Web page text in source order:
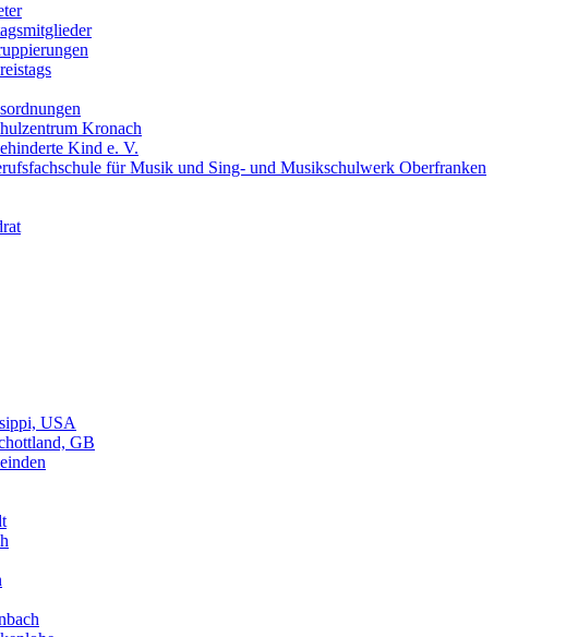
Kronach
Kind e. V.
für Musik und Sing- und Musikschulwerk Oberfranken
USA
GB